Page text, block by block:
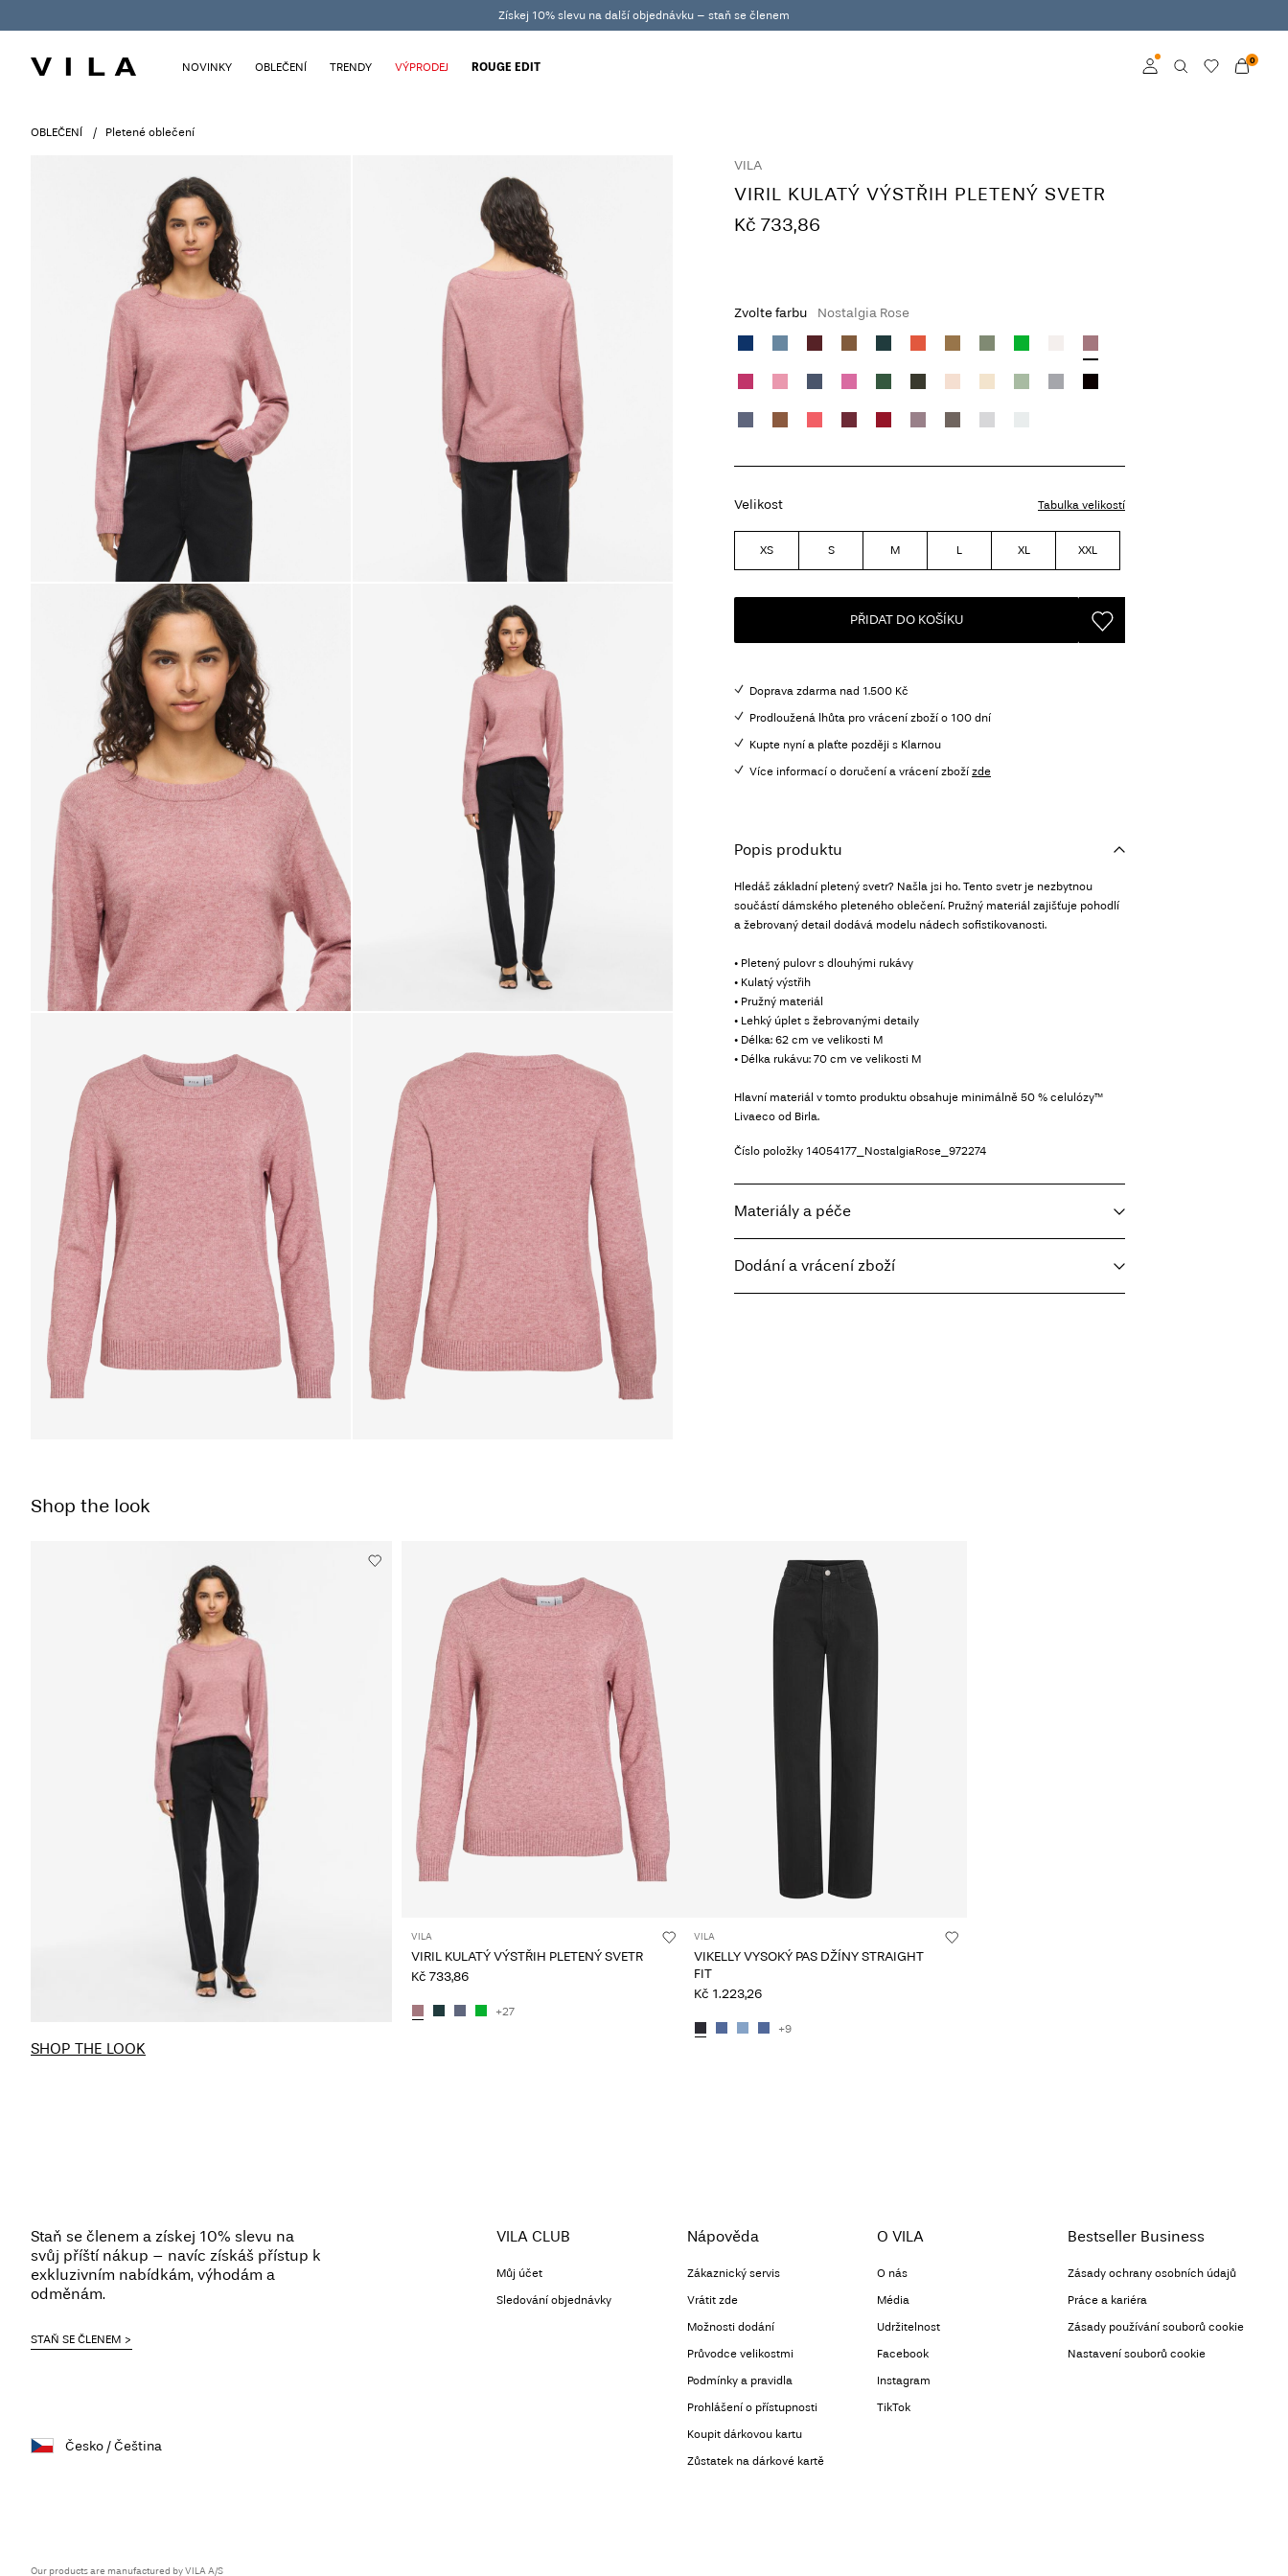
Získej 10% slevu na další objednávku – staň se členem
0
NOVINKY OBLEČENÍ TRENDY VÝPRODEJ ROUGE EDIT
OBLEČENÍ Pletené oblečení
VILA
VIRIL KULATÝ VÝSTŘIH PLETENÝ SVETR
Kč 733,86
Zvolte farbu Nostalgia Rose
Velikost Tabulka velikostí
XS S M L XL XXL
PŘIDAT DO KOŠÍKU
Doprava zdarma nad 1.500 Kč
Prodloužená lhůta pro vrácení zboží o 100 dní
Kupte nyní a plaťte později s Klarnou
Více informací o doručení a vrácení zboží zde
Popis produktu
Hledáš základní pletený svetr? Našla jsi ho. Tento svetr je nezbytnou
součástí dámského pleteného oblečení. Pružný materiál zajišťuje pohodlí
a žebrovaný detail dodává modelu nádech sofistikovanosti.
• Pletený pulovr s dlouhými rukávy
• Kulatý výstřih
• Pružný materiál
• Lehký úplet s žebrovanými detaily
• Délka: 62 cm ve velikosti M
• Délka rukávu: 70 cm ve velikosti M
Hlavní materiál v tomto produktu obsahuje minimálně 50 % celulózy™
Livaeco od Birla.
Číslo položky 14054177_NostalgiaRose_972274
Materiály a péče
Dodání a vrácení zboží
Shop the look
SHOP THE LOOK
VILA
VIRIL KULATÝ VÝSTŘIH PLETENÝ SVETR
Kč 733,86
+27
VILA
VIKELLY VYSOKÝ PAS DŽÍNY STRAIGHT
FIT
Kč 1.223,26
+9
Staň se členem a získej 10% slevu na
svůj příští nákup – navíc získáš přístup k
exkluzivním nabídkám, výhodám a
odměnám.
STAŇ SE ČLENEM
VILA CLUB
Můj účet
Sledování objednávky
Nápověda
Zákaznický servis
Vrátit zde
Možnosti dodání
Průvodce velikostmi
Podmínky a pravidla
Prohlášení o přístupnosti
Koupit dárkovou kartu
Zůstatek na dárkové kartě
O VILA
O nás
Média
Udržitelnost
Facebook
Instagram
TikTok
Bestseller Business
Zásady ochrany osobních údajů
Práce a kariéra
Zásady používání souborů cookie
Nastavení souborů cookie
Česko / Čeština
Our products are manufactured by VILA A/S